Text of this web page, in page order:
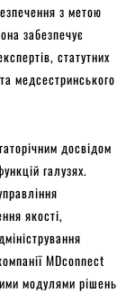
з метою
забезпечує
статутних
медсестринського
досвідом
галузях.
якості,
MDconnect
модулями рішень